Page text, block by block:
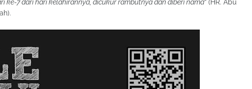
ke-7 dari hari kelahirannya, dicukur rambutnya dan diberi nama” (HR. Abu